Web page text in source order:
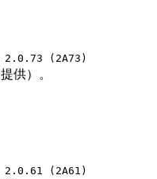
2.0.73 (2A73)
供）。
2.0.61 (2A61)